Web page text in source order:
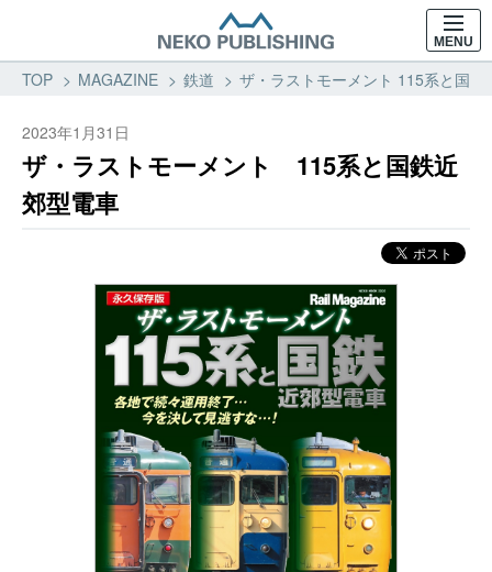
MENU
TOP MAGAZINE 鉄道 ザ・ラストモーメント 115系と国
2023年1月31日
ザ・ラストモーメント 115系と国鉄近
郊型電車